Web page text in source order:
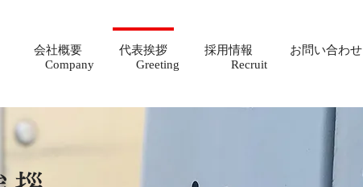
会社概要 代表挨拶 採用情報 お問い合わせ
Company Greeting Recruit